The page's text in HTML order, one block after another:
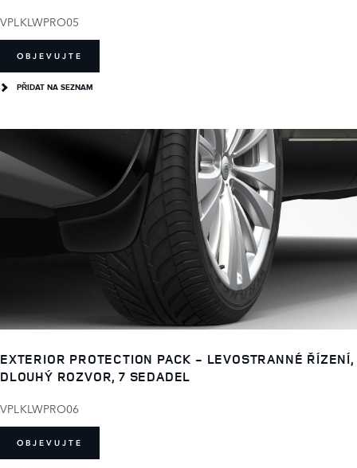
VPLKLWPRO05
OBJEVUJTE
PŘIDAT NA SEZNAM
EXTERIOR PROTECTION PACK - LEVOSTRANNÉ ŘÍZENÍ,
DLOUHÝ ROZVOR, 7 SEDADEL
VPLKLWPRO06
OBJEVUJTE